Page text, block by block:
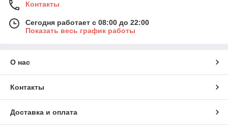
Контакты
Сегодня работает с 08:00 до 22:00
Показать весь график работы
О нас
Контакты
Доставка и оплата